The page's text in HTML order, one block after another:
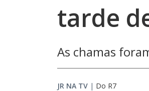
tarde
As chamas
JR NA TV | Do R7